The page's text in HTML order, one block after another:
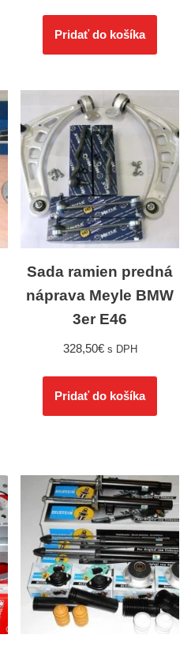
Pridať do košíka
Sada ramien predná
náprava Meyle BMW
3er E46
328,50€ s DPH
Pridať do košíka